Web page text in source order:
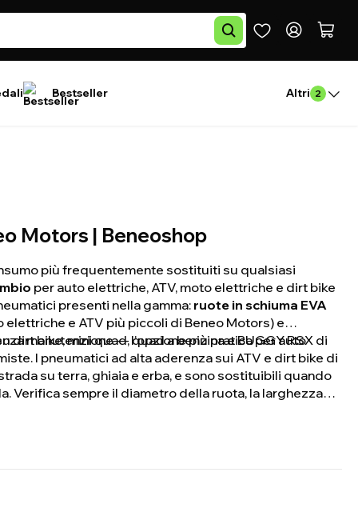
Bestseller Altri 2
Motors | Beneoshop
più frequentemente sostituiti su qualsiasi
per auto elettriche, ATV, moto elettriche e dirt bike
presenti nella gamma: ruote in schiuma EVA
e ATV più piccoli di Beneo Motors) e
dirt bike, mini quad, quad a benzina e BUGGY RSX di
manutenzione — l'opzione più pratica per auto
I pneumatici ad alta aderenza sui ATV e dirt bike di
su terra, ghiaia e erba, e sono sostituibili quando
sempre il diametro della ruota, la larghezza